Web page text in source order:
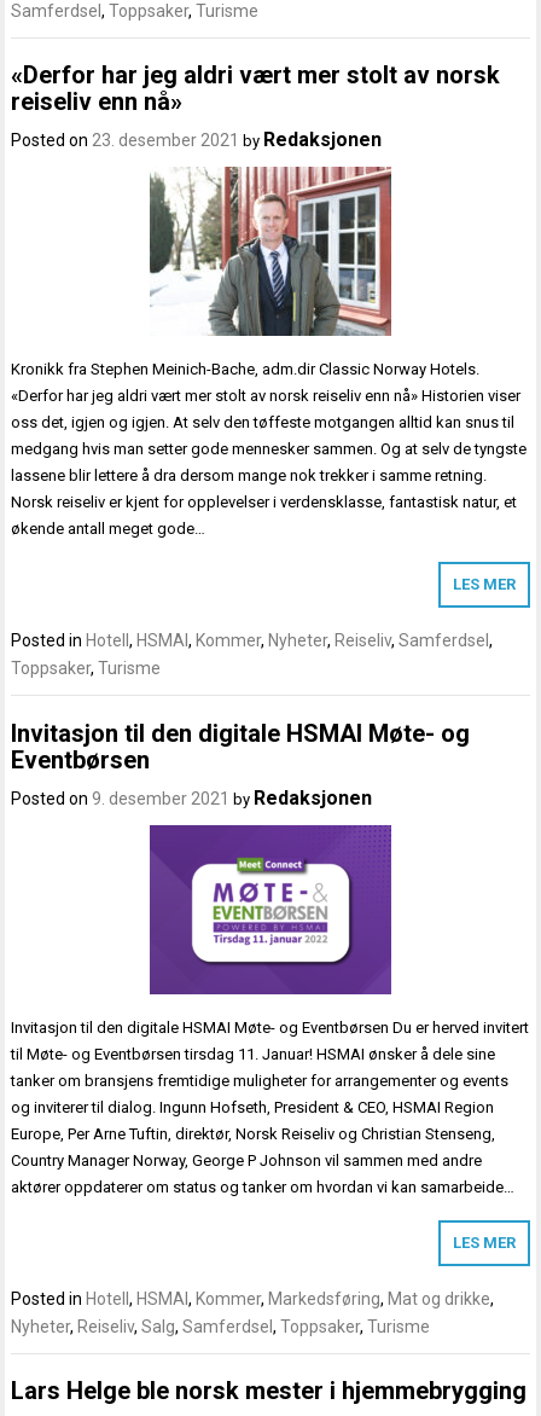
Samferdsel,Toppsaker,Turisme
«Derfor har jeg aldri vært mer stolt av norsk
reiseliv enn nå»
Posted on23. desember 2021 by Redaksjonen
Kronikk fra Stephen Meinich-Bache, adm.dir Classic Norway Hotels.
«Derfor har jeg aldri vært mer stolt av norsk reiseliv enn nå» Historien viser
oss det, igjen og igjen. At selv den tøffeste motgangen alltid kan snus til
medgang hvis man setter gode mennesker sammen. Og at selv de tyngste
lassene blir lettere å dra dersom mange nok trekker i samme retning.
Norsk reiseliv er kjent for opplevelser i verdensklasse, fantastisk natur, et
økende antall meget gode…
LES MER
Posted in Hotell, HSMAI, Kommer, Nyheter, Reiseliv,Samferdsel,
Toppsaker,Turisme
Invitasjon til den digitale HSMAI Møte- og
Eventbørsen
Posted on9. desember 2021 by Redaksjonen
Invitasjon til den digitale HSMAI Møte- og Eventbørsen Du er herved invitert
til Møte- og Eventbørsen tirsdag 11. Januar! HSMAI ønsker å dele sine
tanker om bransjens fremtidige muligheter for arrangementer og events
og inviterer til dialog. Ingunn Hofseth, President & CEO, HSMAI Region
Europe, Per Arne Tuftin, direktør, Norsk Reiseliv og Christian Stenseng,
Country Manager Norway, George P Johnson vil sammen med andre
aktører oppdaterer om status og tanker om hvordan vi kan samarbeide…
LES MER
Posted in Hotell, HSMAI, Kommer, Markedsføring, Mat og drikke,
Nyheter, Reiseliv,Salg,Samferdsel,Toppsaker,Turisme
Lars Helge ble norsk mester i hjemmebrygging